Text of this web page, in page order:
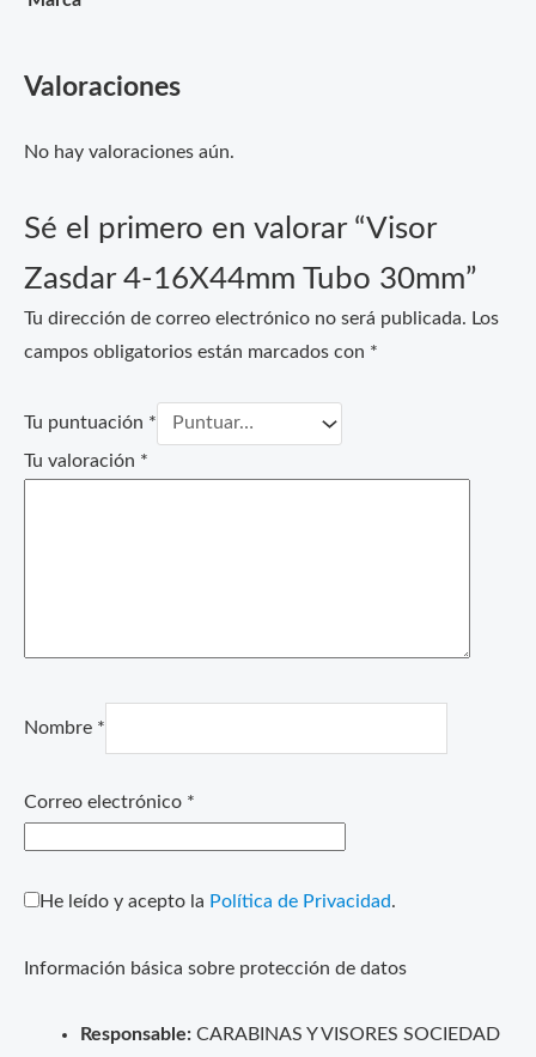
Valoraciones
No hay valoraciones aún.
Sé el primero en valorar “Visor
Zasdar 4-16X44mm Tubo 30mm”
Tu dirección de correo electrónico no será publicada. Los
campos obligatorios están marcados con *
Tu puntuación *
Tu valoración *
Nombre *
Correo electrónico *
He leído y acepto la Política de Privacidad .
Información básica sobre protección de datos
Responsable:CARABINAS Y VISORES SOCIEDAD